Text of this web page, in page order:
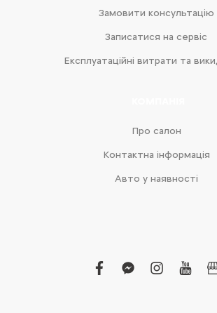
Замовити консультацію
Записатися на сервіс
Експлуатаційні витрати та
Про салон
Контактна інформація
Авто у наявності
facebook
facebook-
instagram